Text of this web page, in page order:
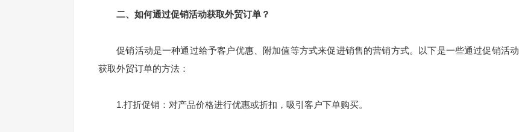
二、如何通过促销活动获取外贸订单？
促销活动是一种通过给予客户优惠、附加值等方式来促进销售的营销方式。以下是一些通过促销活动
获取外贸订单的方法：
1.打折促销：对产品价格进行优惠或折扣，吸引客户下单购买。